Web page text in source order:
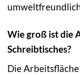
Wie groß ist die
Schreibtisches?
Die